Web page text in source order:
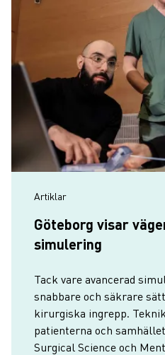
Artiklar
Göteborg visar
simulering
Tack vare avancerad
snabbare och säkrare
kirurgiska ingrepp.
patienterna och samhället.
Surgical Science och